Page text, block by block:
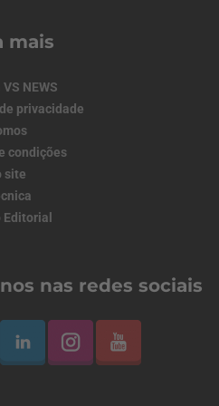
mais
NEWS
privacidade
condições
site
nas redes sociais